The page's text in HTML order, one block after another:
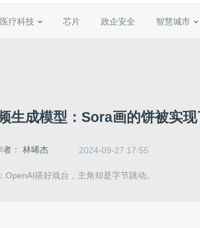
医疗科技 芯片 政企安全 智慧城市
生成模型：Sora画的饼被实现
： 林晞杰 2024-09-27 17:55
OpenAI搭好戏台，主角却是字节跳动。